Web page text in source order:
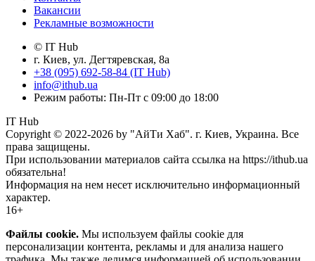
Вакансии
Рекламные возможности
© IT Hub
г. Киев, ул. Дегтяревская, 8а
+38 (095) 692-58-84 (IT Hub)
info@ithub.ua
Режим работы: Пн-Пт с 09:00 до 18:00
IT Hub
Copyright © 2022-2026 by "АйТи Хаб". г. Киев, Украина. Все
права защищены.
При использовании материалов сайта ссылка на https://ithub.ua
обязательна!
Информация на нем несет исключительно информационный
характер.
16+
Файлы cookie. Мы используем файлы cookie для
персонализации контента, рекламы и для анализа нашего